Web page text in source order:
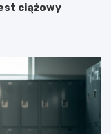
ciążowy